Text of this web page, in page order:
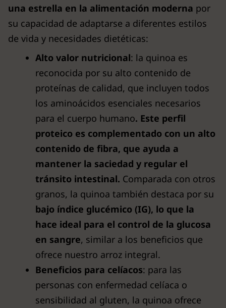
una estrella en la alimentación moderna por
su capacidad de adaptarse a diferentes estilos
de vida y necesidades dietéticas:
Alto valor nutricional: la quinoa es
reconocida por su alto contenido de
proteínas de calidad, que incluyen todos
los aminoácidos esenciales necesarios
para el cuerpo humano. Este perfil
proteico es complementado con un alto
contenido de fibra, que ayuda a
mantener la saciedad y regular el
tránsito intestinal. Comparada con otros
granos, la quinoa también destaca por su
bajo índice glucémico (IG), lo que la
hace ideal para el control de la glucosa
en sangre, similar a los beneficios que
ofrece nuestro arroz integral.
Beneficios para celíacos: para las
personas con enfermedad celíaca o
sensibilidad al gluten, la quinoa ofrece